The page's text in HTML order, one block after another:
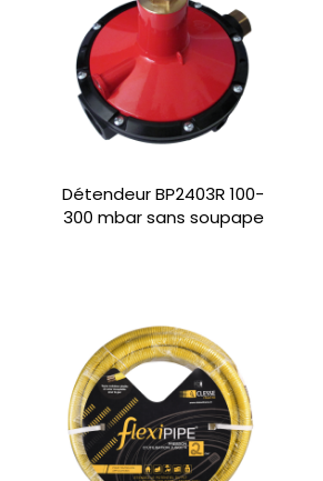
Détendeur BP2403R 100-
300 mbar sans soupape